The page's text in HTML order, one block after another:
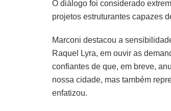
O diálogo foi considerado
projetos estruturantes capazes
Marconi destacou a
Raquel Lyra, em ouvir as
confiantes de que, em breve,
nossa cidade, mas também
enfatizou.